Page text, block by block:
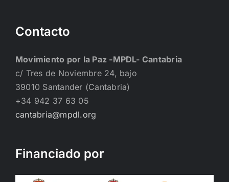
Contacto
Movimiento por la Paz -MPDL- Cantabria
c/ Tres de Noviembre 24, bajo
39010 Santander (Cantabria)
+34 942 37 63 05
cantabria@mpdl.org
Financiado por